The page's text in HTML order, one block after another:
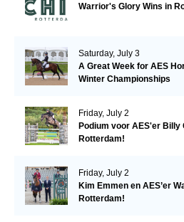
Warrior's Glory Wins in
Saturday, July 3
A Great Week for AES
Winter Championships
Friday, July 2
Podium voor AES'er Billy
Rotterdam!
Friday, July 2
Kim Emmen en AES’er
Rotterdam!